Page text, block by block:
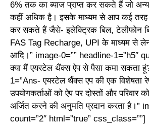
6% तक का ब्याज प्राप्त कर सकते हैं जो अन्य
कहीं अधिक है। इसके माध्यम से आप कई
कर सकते हैं जैसे- इलेक्ट्रिक बिल, टेलीफोन
FAS Tag Recharge, UPI के माध्यम से
आदि।” image-0=”” headline-1=”h5″
क्या मैं एयरटेल थैंक्स ऐप से पैसा कमा सकता
1=”Ans- एयरटेल थैंक्स एप की एक विशेषता
उपयोगकर्ताओं को ऐप पर दोस्तों और परिवार
अर्जित करने की अनुमति प्रदान करता है।”
count=”2″ html=”true” css_class=””]